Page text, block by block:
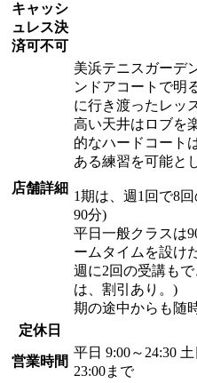
キャッシ
ュレス決
済可不可
店舗詳細
美浜テニスガーデ
ンドアコートで明
に行き渡ったレッ
高い天井はロブを
的なハードコート
ある練習を可能と
1期は、週1回で8
90分)
平日一般クラスは
ームタイムを設け
週に2回の受講も
は、割引あり。)
期の途中からも随
定休日
営業時間
平日 9:00～24:30
23:00まで